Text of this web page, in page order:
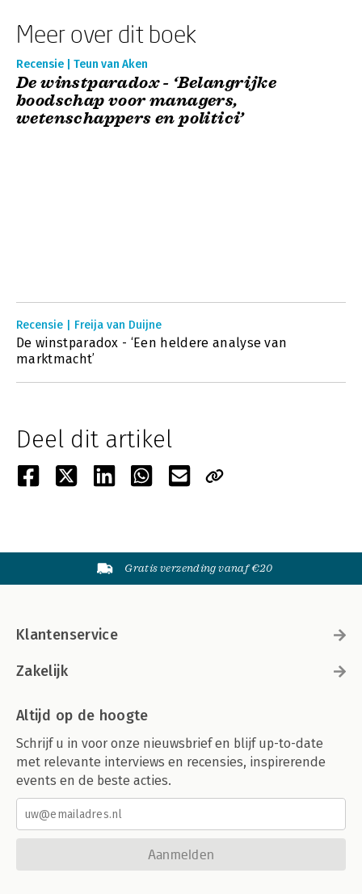
Meer over dit boek
Recensie | Teun van Aken
De winstparadox - ‘Belangrijke
boodschap voor managers,
wetenschappers en politici’
Recensie | Freija van Duijne
De winstparadox - ‘Een heldere analyse van
marktmacht’
Deel dit artikel
Gratis verzending vanaf €20
Klantenservice
Zakelijk
Altijd op de hoogte
Schrijf u in voor onze nieuwsbrief en blijf up-to-date
met relevante interviews en recensies, inspirerende
events en de beste acties.
Aanmelden